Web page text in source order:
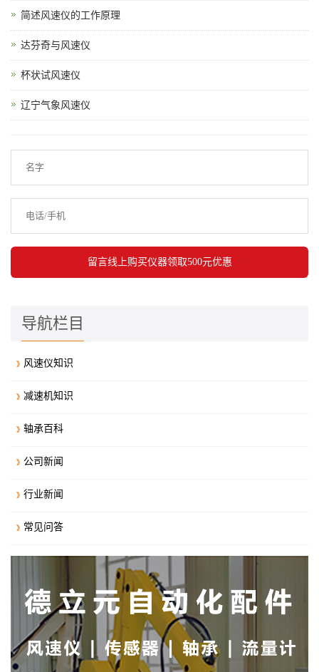
简述风速仪的工作原理
达芬奇与风速仪
杯状试风速仪
辽宁气象风速仪
导航栏目
风速仪知识
减速机知识
轴承百科
公司新闻
行业新闻
常见问答